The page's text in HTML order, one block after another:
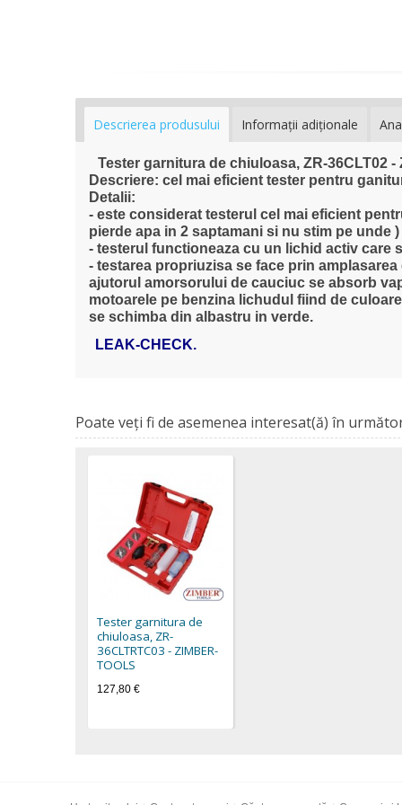
Descrierea produsului Informaţii adiţionale
Tester garnitura de chiuloasa, ZR-36CLT02 -
Descriere: cel mai eficient tester pentru
Detalii:
- este considerat testerul cel mai eficient
pierde apa in 2 saptamani si nu stim pe unde )
- testerul functioneaza cu un lichid activ care
- testarea propriuzisa se face prin
ajutorul amorsorului de cauciuc se absorb
motoarele pe benzina lichudul fiind de
se schimba din albastru in verde.
LEAK-CHECK.
Poate veţi fi de asemenea interesat(ă) în
Tester garnitura de
chiuloasa, ZR-
36CLTRTC03 - ZIMBER-
TOOLS
127,80 €